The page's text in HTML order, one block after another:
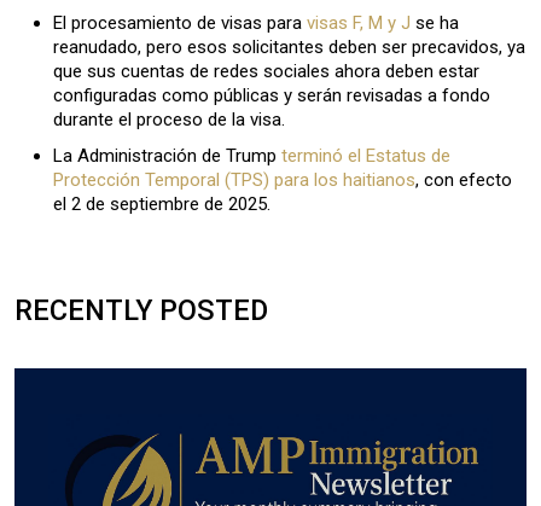
El procesamiento de visas para visas F, M y J se ha
reanudado, pero esos solicitantes deben ser precavidos, ya
que sus cuentas de redes sociales ahora deben estar
configuradas como públicas y serán revisadas a fondo
durante el proceso de la visa.
La Administración de Trump terminó el Estatus de
Protección Temporal (TPS) para los haitianos, con efecto
el 2 de septiembre de 2025.
RECENTLY POSTED